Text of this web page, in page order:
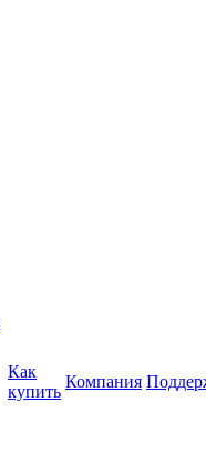
Как
купить
Компания